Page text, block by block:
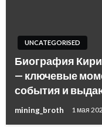
UNCATEGORISED
Биография
— ключевые
события и
mining_broth 1 мая